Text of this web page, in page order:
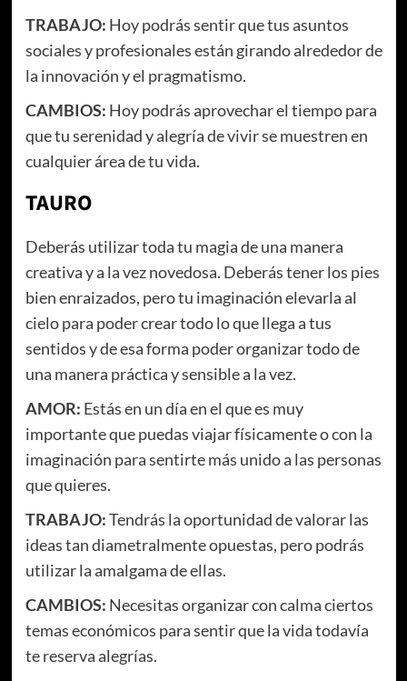
TRABAJO: Hoy podrás sentir que tus asuntos
sociales y profesionales están girando alrededor de
la innovación y el pragmatismo.
CAMBIOS: Hoy podrás aprovechar el tiempo para
que tu serenidad y alegría de vivir se muestren en
cualquier área de tu vida.
TAURO
Deberás utilizar toda tu magia de una manera
creativa y a la vez novedosa. Deberás tener los pies
bien enraizados, pero tu imaginación elevarla al
cielo para poder crear todo lo que llega a tus
sentidos y de esa forma poder organizar todo de
una manera práctica y sensible a la vez.
AMOR: Estás en un día en el que es muy
importante que puedas viajar físicamente o con la
imaginación para sentirte más unido a las personas
que quieres.
TRABAJO:Tendrás la oportunidad de valorar las
ideas tan diametralmente opuestas, pero podrás
utilizar la amalgama de ellas.
CAMBIOS: Necesitas organizar con calma ciertos
temas económicos para sentir que la vida todavía
te reserva alegrías.